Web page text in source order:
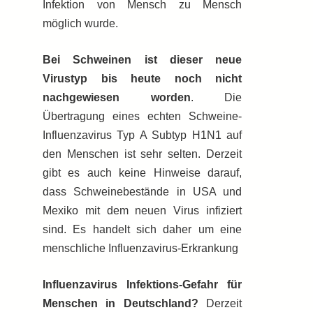
Infektion von Mensch zu Mensch
möglich wurde.
Bei Schweinen ist dieser neue
Virustyp bis heute noch nicht
nachgewiesen worden. Die
Übertragung eines echten Schweine-
Influenzavirus Typ A Subtyp H1N1 auf
den Menschen ist sehr selten. Derzeit
gibt es auch keine Hinweise darauf,
dass Schweinebestände in USA und
Mexiko mit dem neuen Virus infiziert
sind. Es handelt sich daher um eine
menschliche Influenzavirus-Erkrankung
Influenzavirus Infektions-Gefahr für
Menschen in Deutschland? Derzeit